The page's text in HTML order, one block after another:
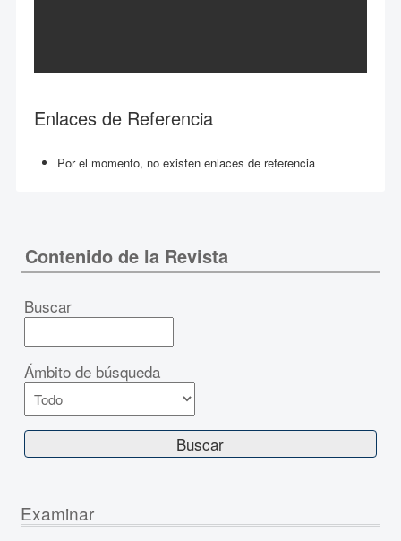
Enlaces de Referencia
Por el momento, no existen enlaces de referencia
Contenido de la Revista
Buscar
Ámbito de búsqueda
Examinar